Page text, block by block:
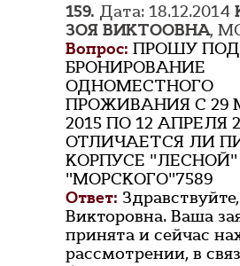
159. Дата: 18.12.2014
ЗОЯ ВИКТООВНА,
Вопрос: ПРОШУ
БРОНИРОВАНИЕ
ОДНОМЕСТНОГО
ПРОЖИВАНИЯ С 29
2015 ПО 12 АПРЕЛЯ
ОТЛИЧАЕТСЯ ЛИ
КОРПУСЕ
"МОРСКОГО"7589
Ответ:
Викторовна. Ваша
принята и сейчас
рассмотрении, в